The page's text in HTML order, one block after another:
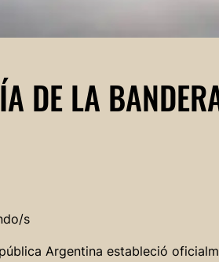
DE LA
s
Argentina estableció